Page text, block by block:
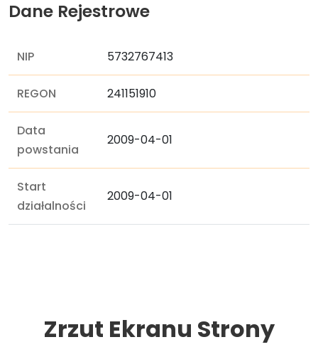
Dane Rejestrowe
NIP 5732767413
REGON 241151910
Data
powstania
2009-04-01
Start
działalności
2009-04-01
Zrzut Ekranu Strony